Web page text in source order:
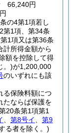
66,240円
の4第1項若し
第1項、第34条
1項又は第36条
計所得金額から
額を控除して得
。)が1,200,000
のいずれにも該
る保険料額につ
たならば保護を
20条第1項第1
第8号イ
第9
る者を除く。)